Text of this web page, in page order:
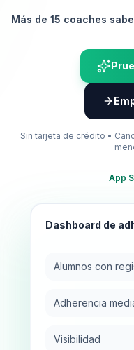
Más de 15 coaches
Sin tarjeta de crédito •
App
Dashboard de
Alumnos con
Adherencia
Visibilidad